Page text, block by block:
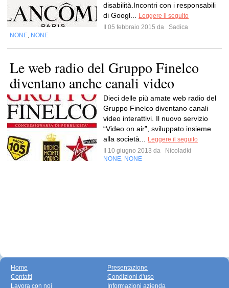
disabilità.Incontri con i responsabili
di Googl...
Leggere il seguito
Il 05 febbraio 2015 da
Sadica
NONE NONE
Le web radio del Gruppo Finelco
Dieci delle più amate web radio del
Gruppo Finelco diventano canali
video interattivi. Il nuovo servizio
“Video on air”, sviluppato insieme
alla società...
Leggere il seguito
Il 10 giugno 2013 da
Nicoladki
NONE NONE
Home
Contatti
Lavora con noi
Presentazione
Condizioni d'uso
Informazioni azienda